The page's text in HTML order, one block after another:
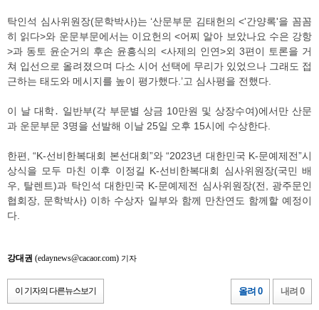
탁인석 심사위원장(문학박사)는 ‘산문부문 김태헌의 <'간양록'을 꼼꼼
히 읽다>와 운문부문에서는 이요헌의 <어찌 알아 보았나요 수은 강항
>과 동토 윤순거의 후손 윤흥식의 <사제의 인연>외 3편이 토론을 거
쳐 입선으로 올려졌으며 다소 시어 선택에 무리가 있었으나 그래도 접
근하는 태도와 메시지를 높이 평가했다.’고 심사평을 전했다.
이 날 대학․ 일반부(각 부문별 상금 10만원 및 상장수여)에서만 산문
과 운문부문 3명을 선발해 이날 25일 오후 15시에 수상한다.
한편, “K-선비한복대회 본선대회”와 “2023년 대한민국 K-문예제전”시
상식을 모두 마친 이후 이정길 K-선비한복대회 심사위원장(국민 배
우, 탈렌트)과 탁인석 대한민국 K-문예제전 심사위원장(전, 광주문인
협회장, 문학박사) 이하 수상자 일부와 함께 만찬연도 함께할 예정이
다.
강대권 (edaynews@cacaor.com) 기자
이 기자의 다른뉴스보기 올려 0 내려 0